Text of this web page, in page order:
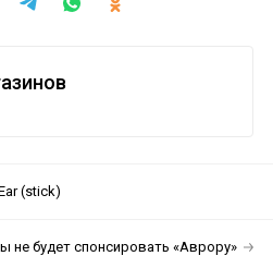
(stick)
не будет спонсировать «Аврору»